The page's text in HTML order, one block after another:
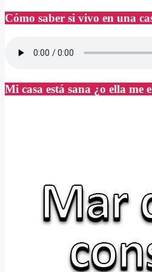
Cómo saber si vivo en una
Mi casa está sana ¿o ella me